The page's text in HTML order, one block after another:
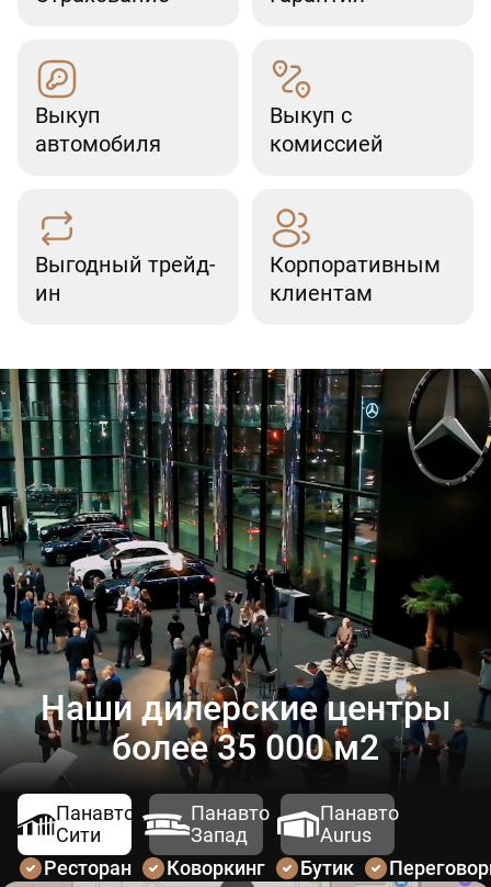
Выкуп
автомобиля
Выкуп с
комиссией
Выгодный трейд-
ин
Корпоративным
клиентам
Наши дилерские центры
более 35 000 м2
Панавто
Сити
Панавто
Запад
Панавто
Aurus
Ресторан
Коворкинг Бутик